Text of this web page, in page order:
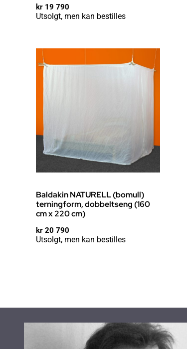
kr 19 790
Utsolgt, men kan bestilles
Baldakin NATURELL (bomull)
terningform, dobbeltseng (160
cm x 220 cm)
kr 20 790
Utsolgt, men kan bestilles